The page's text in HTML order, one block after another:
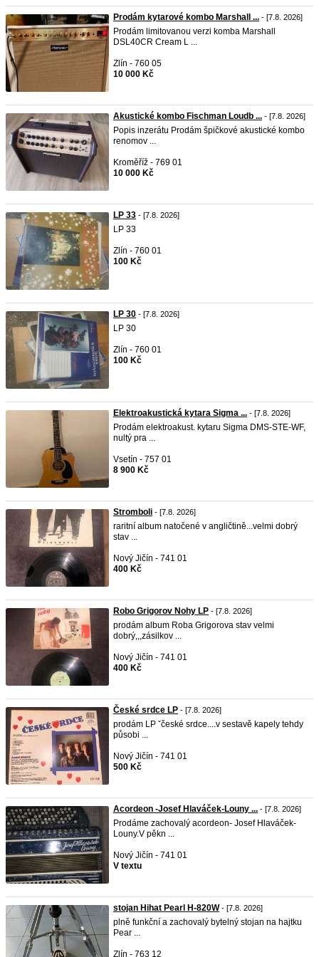
Prodám kytarové kombo Marshall ... - [7.8. 2026]
Prodám limitovanou verzi komba Marshall
DSL40CR Cream L ...
Zlín - 760 05
10 000 Kč
Akustické kombo Fischman Loudb ... - [7.8. 2026]
Popis inzerátu Prodám špičkové akustické kombo
renomov ...
Kroměříž - 769 01
10 000 Kč
LP 33 - [7.8. 2026]
LP 33
Zlín - 760 01
100 Kč
LP 30 - [7.8. 2026]
LP 30
Zlín - 760 01
100 Kč
Elektroakustická kytara Sigma ... - [7.8. 2026]
Prodám elektroakust. kytaru Sigma DMS-STE-WF,
nultý pra ...
Vsetín - 757 01
8 900 Kč
Stromboli - [7.8. 2026]
raritní album natočené v angličtině...velmi dobrý
stav ...
Nový Jičín - 741 01
400 Kč
Robo Grigorov Nohy LP - [7.8. 2026]
prodám album Roba Grigorova stav velmi
dobrý,,,zásilkov ...
Nový Jičín - 741 01
400 Kč
České srdce LP - [7.8. 2026]
prodám LP ˇčeské srdce....v sestavě kapely tehdy
působi ...
Nový Jičín - 741 01
500 Kč
Acordeon -Josef Hlaváček-Louny ... - [7.8. 2026]
Prodáme zachovalý acordeon- Josef Hlaváček-
Louny.V pěkn ...
Nový Jičín - 741 01
V textu
stojan Hihat Pearl H-820W- [7.8. 2026]
plně funkční a zachovalý bytelný stojan na hajtku
Pear ...
Zlín - 763 12